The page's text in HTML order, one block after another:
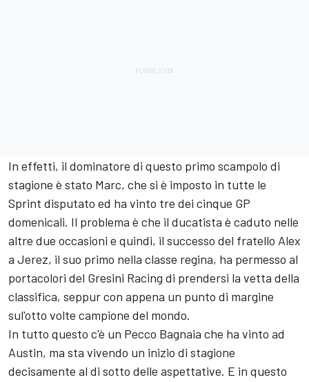
In effetti, il dominatore di questo primo scampolo di
stagione è stato Marc, che si è imposto in tutte le
Sprint disputato ed ha vinto tre dei cinque GP
domenicali. Il problema è che il ducatista è caduto nelle
altre due occasioni e quindi, il successo del fratello Alex
a Jerez, il suo primo nella classe regina, ha permesso al
portacolori del Gresini Racing di prendersi la vetta della
classifica, seppur con appena un punto di margine
sul'otto volte campione del mondo.
In tutto questo c'è un Pecco Bagnaia che ha vinto ad
Austin, ma sta vivendo un inizio di stagione
decisamente al di sotto delle aspettative. E in questo